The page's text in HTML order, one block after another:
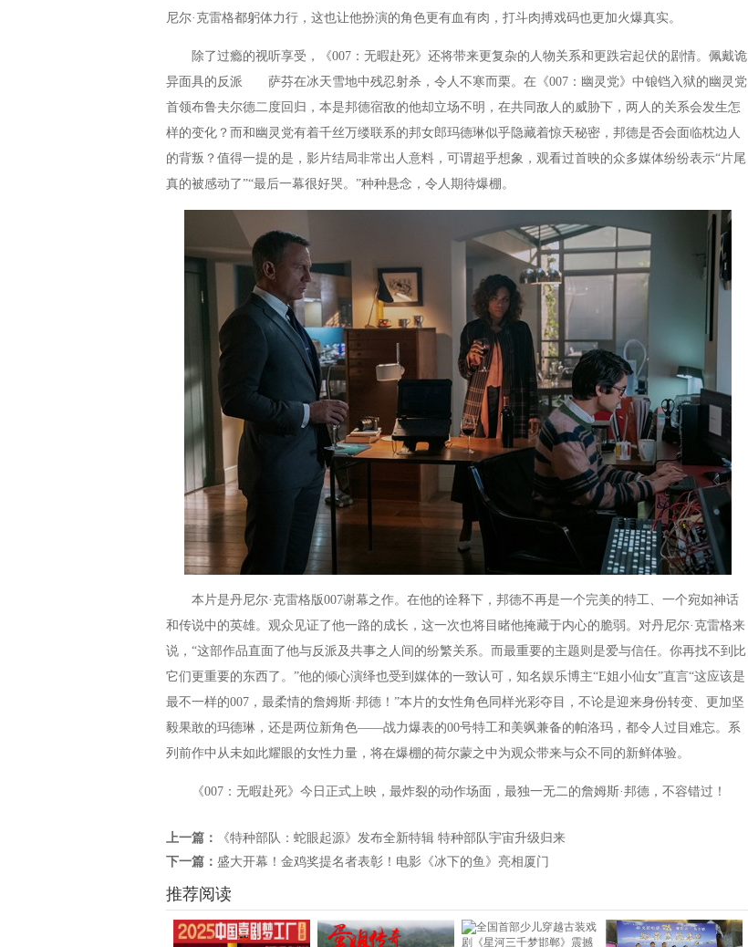
尼尔·克雷格都躬体力行，这也让他扮演的角色更有血有肉，打斗肉搏戏码也更加火爆真实。
除了过瘾的视听享受，《007：无暇赴死》还将带来更复杂的人物关系和更跌宕起伏的剧情。佩戴诡
异面具的反派 萨芬在冰天雪地中残忍射杀，令人不寒而栗。在《007：幽灵党》中锒铛入狱的幽灵党
首领布鲁夫尔德二度回归，本是邦德宿敌的他却立场不明，在共同敌人的威胁下，两人的关系会发生怎
样的变化？而和幽灵党有着千丝万缕联系的邦女郎玛德琳似乎隐藏着惊天秘密，邦德是否会面临枕边人
的背叛？值得一提的是，影片结局非常出人意料，可谓超乎想象，观看过首映的众多媒体纷纷表示“片尾
真的被感动了”“最后一幕很好哭。”种种悬念，令人期待爆棚。
本片是丹尼尔·克雷格版007谢幕之作。在他的诠释下，邦德不再是一个完美的特工、一个宛如神话
和传说中的英雄。观众见证了他一路的成长，这一次也将目睹他掩藏于内心的脆弱。对丹尼尔·克雷格来
说，“这部作品直面了他与反派及共事之人间的纷繁关系。而最重要的主题则是爱与信任。你再找不到比
它们更重要的东西了。”他的倾心演绎也受到媒体的一致认可，知名娱乐博主“E姐小仙女”直言“这应该是
最不一样的007，最柔情的詹姆斯·邦德！”本片的女性角色同样光彩夺目，不论是迎来身份转变、更加坚
毅果敢的玛德琳，还是两位新角色——战力爆表的00号特工和美飒兼备的帕洛玛，都令人过目难忘。系
列前作中从未如此耀眼的女性力量，将在爆棚的荷尔蒙之中为观众带来与众不同的新鲜体验。
《007：无暇赴死》今日正式上映，最炸裂的动作场面，最独一无二的詹姆斯·邦德，不容错过！
上一篇：
《特种部队：蛇眼起源》发布全新特辑 特种部队宇宙升级归来
下一篇： 盛大开幕！金鸡奖提名者表彰！电影《冰下的鱼》亮相厦门
推荐阅读